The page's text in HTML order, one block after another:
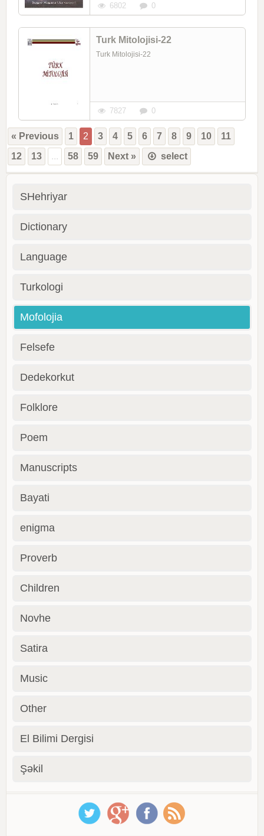
6802 0
Turk Mitolojisi-22
Turk Mitolojisi-22
7827 0
« Previous 1 2 3 4 5 6 7 8 9 10
11
12
13 ... 58 59 Next » select
SHehriyar
Dictionary
Language
Turkologi
Mofolojia
Felsefe
Dedekorkut
Folklore
Poem
Manuscripts
Bayati
enigma
Proverb
Children
Novhe
Satira
Music
Other
El Bilimi Dergisi
Şəkil